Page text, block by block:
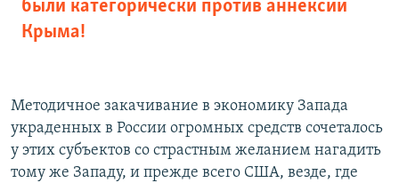
были категорически против аннексии
Крыма!
Методичное закачивание в экономику Запада
украденных в России огромных средств сочеталось
у этих субъектов со страстным желанием нагадить
тому же Западу, и прежде всего США, везде, где